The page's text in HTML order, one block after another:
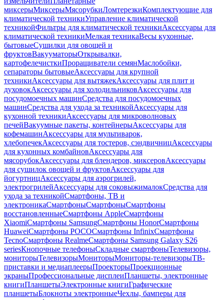
миксерыМиксерыМясорубкиЛомтерезкиКомплектующие для
климатической техникиУправление климатической
техникойФильтры для климатической техникиАксессуары для
климатической техникиМелкая техникаВесы кухонные,
бытовыеСушилки для овощей и
фруктовВакууматорыОткрывалки,
картофелечисткиПроращиватели семянМаслобойки,
сепараторы бытовыеАксессуары для крупной
техникиАксессуары для вытяжекАксессуары для плит и
духовокАксессуары для холодильниковАксессуары для
посудомоечных машинСредства для посудомоечных
машинСредства для ухода за техникойАксессуары для
кухонной техникиАксессуары для микроволновых
печейВакуумные пакеты, контейнерыАксессуары для
кофемашинАксессуары для мультиварок,
хлебопечекАксессуары для тостеров, сэндвичницАксессуары
для кухонных комбайновАксессуары для
мясорубокАксессуары для блендеров, миксеровАксессуары
для сушилок овощей и фруктовАксессуары для
йогуртницАксессуары для аэрогрилей,
электрогрилейАксессуары для соковыжималокСредства для
ухода за техникойСмартфоны, ТВ и
электроникаСмартфоныСмартфоныСмартфоны
восстановленныеСмартфоны AppleСмартфоны
XiaomiСмартфоны SamsungСмартфоны HonorСмартфоны
HuaweiСмартфоны POCOСмартфоны InfinixСмартфоны
TecnoСмартфоны RealmeСмартфоны Samsung Galaxy S26
seriesКнопочные телефоныСкладные смартфоныТелевизоры,
мониторыТелевизорыМониторыМониторы-телевизорыТВ-
приставки и медиаплеерыПроекторыПроекционные
экраныПрофессиональные дисплеиПланшеты, электронные
книгиПланшетыЭлектронные книгиГрафические
планшетыБлокноты электронныеЧехлы, бамперы для